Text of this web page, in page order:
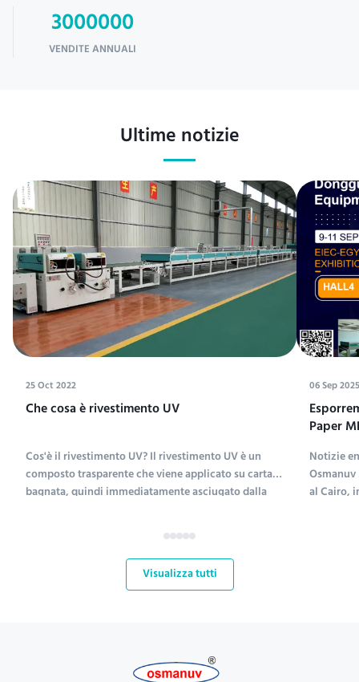
3000000
VENDITE ANNUALI
Ultime notizie
25 Oct 2022
Che cosa è rivestimento UV
Cos'è il rivestimento UV? Il rivestimento UV è un
composto trasparente che viene applicato su carta
bagnata, quindi immediatamente asciugato dalla
l'abbreviazione di rivestimento ultravioletto).;Le
sostanze chimiche per il rivestimento UV includono
06 Sep 2025
Paper
Notizie
al Cairo,
Visualizza tutti